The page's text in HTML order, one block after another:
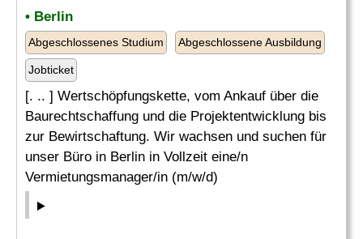
• Berlin
Abgeschlossenes Studium Abgeschlossene Ausbildung
Jobticket
[. .. ] Wertschöpfungskette, vom Ankauf über die
Baurechtschaffung und die Projektentwicklung bis
zur Bewirtschaftung. Wir wachsen und suchen für
unser Büro in Berlin in Vollzeit eine/n
Vermietungsmanager/in (m/w/d)